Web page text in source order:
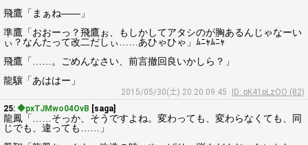
飛鷹「まぁね――」
準鷹「おおーっ？飛鷹ぉ、もしかしてアタシのが胸あるんじゃなーい
ぃ？なんたって改二だしぃ……あひゃひゃ」ﾑﾆｬﾑﾆｬ
飛鷹「……。ごめんなさい、前言撤回良いかしら？」
龍驤「あははー」
2015/05/30(土) 20:20:09.45
ID: pK41pLzOO (82)
25: ◆pxTJMwo04OvB [saga]
龍鳳「……そっか、そうですよね。変わっても、変わらなくても、同
じでも、違っても……」